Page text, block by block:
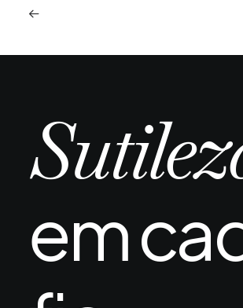
Piscina e mar após
depois de um transplante capilar…
em